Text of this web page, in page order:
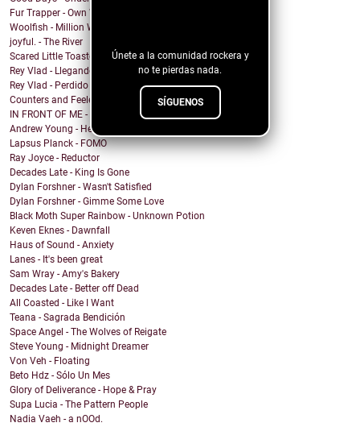
Únete a la comunidad rockera y
no te pierdas nada.
SÍGUENOS
Fur Trapper - Own Worst Enemy
Woolfish - Million Ways
joyful. - The River
Scared Little Toaster - NO DECAF
Rey Vlad - Llegando al puerto
Rey Vlad - Perdido en altamar
Counters and Feelers - Golden Rule
IN FRONT OF ME - Screen Maniac
Andrew Young - Heaven
Lapsus Planck - FOMO
Ray Joyce - Reductor
Decades Late - King Is Gone
Dylan Forshner - Wasn't Satisfied
Dylan Forshner - Gimme Some Love
Black Moth Super Rainbow - Unknown Potion
Keven Eknes - Dawnfall
Haus of Sound - Anxiety
Lanes - It's been great
Sam Wray - Amy's Bakery
Decades Late - Better off Dead
All Coasted - Like I Want
Teana - Sagrada Bendición
Space Angel - The Wolves of Reigate
Steve Young - Midnight Dreamer
Von Veh - Floating
Beto Hdz - Sólo Un Mes
Glory of Deliverance - Hope & Pray
Supa Lucia - The Pattern People
Nadia Vaeh - a nOOd.